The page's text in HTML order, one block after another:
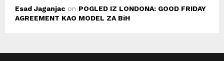
Esad Jaganjac on POGLED IZ LONDONA: GOOD FRIDAY
AGREEMENT KAO MODEL ZA BiH